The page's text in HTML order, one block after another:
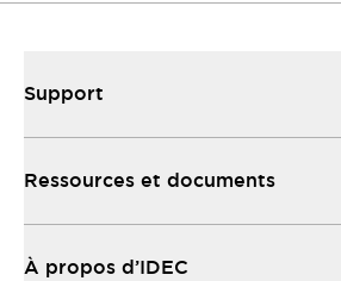
Support
Ressources et documents
À propos d’IDEC